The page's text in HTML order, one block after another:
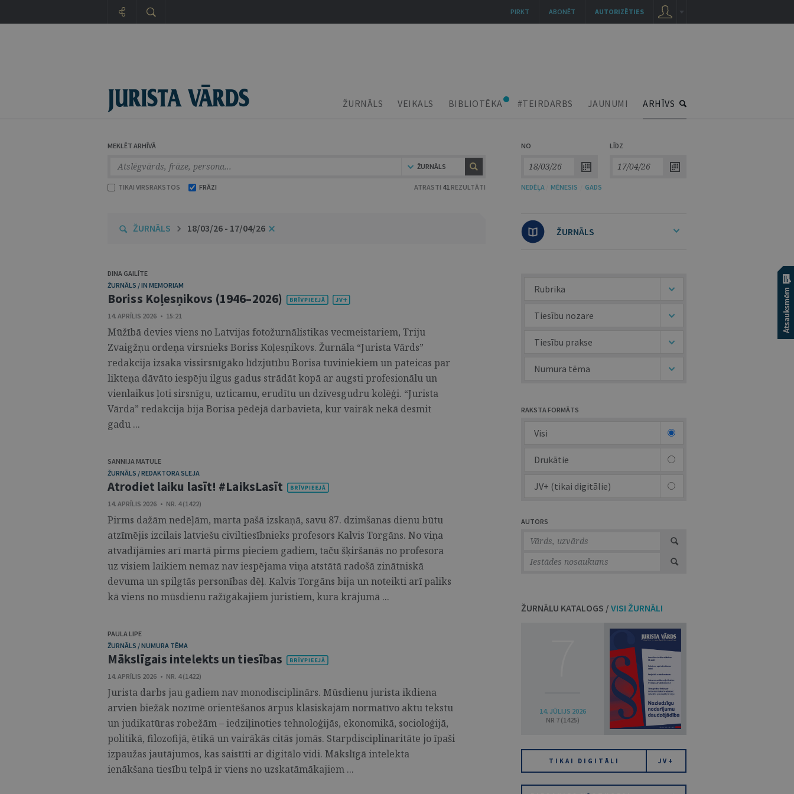
ŽURNĀLS VEIKALS BIBLIOTĒKA #TEIRDARBS JAUNUMI ARHĪVS
MEKLĒT ARHĪVĀ
ŽURNĀLS
TIKAI VIRSRAKSTOS FRĀZI ATRASTI 41 REZULTĀTI
NO LĪDZ
NEDĒĻA MĒNESIS GADS
ŽURNĀLS 18/03/26 - 17/04/26
DINA GAILĪTE
ŽURNĀLS / IN MEMORIAM
Boriss Koļesņikovs (1946–2026)
14. APRĪLIS 2026 • 15:21
Mūžībā devies viens no Latvijas fotožurnālistikas vecmeistariem, Triju
Zvaigžņu ordeņa virsnieks Boriss Koļesņikovs. Žurnāla “Jurista Vārds”
redakcija izsaka vissirsnīgāko līdzjūtību Borisa tuviniekiem un pateicas par
likteņa dāvāto iespēju ilgus gadus strādāt kopā ar augsti profesionālu un
vienlaikus ļoti sirsnīgu, uzticamu, erudītu un dzīvesgudru kolēģi. “Jurista
Vārda” redakcija bija Borisa pēdējā darbavieta, kur vairāk nekā desmit
gadu ...
SANNIJA MATULE
ŽURNĀLS / REDAKTORA SLEJA
Atrodiet laiku lasīt! #LaiksLasīt
14. APRĪLIS 2026 • NR. 4 (1422)
Pirms dažām nedēļām, marta pašā izskaņā, savu 87. dzimšanas dienu būtu
atzīmējis izcilais latviešu civiltiesībnieks profesors Kalvis Torgāns. No viņa
atvadījāmies arī martā pirms pieciem gadiem, taču šķiršanās no profesora
uz visiem laikiem nemaz nav iespējama viņa atstātā radošā zinātniskā
devuma un spilgtās personības dēļ. Kalvis Torgāns bija un noteikti arī paliks
kā viens no mūsdienu ražīgākajiem juristiem, kura krājumā ...
PAULA LIPE
ŽURNĀLS / NUMURA TĒMA
Mākslīgais intelekts un tiesības
14. APRĪLIS 2026 • NR. 4 (1422)
Jurista darbs jau gadiem nav monodisciplinārs. Mūsdienu jurista ikdiena
arvien biežāk nozīmē orientēšanos ārpus klasiskajām normatīvo aktu tekstu
un judikatūras robežām – iedziļinoties tehnoloģijās, ekonomikā, socioloģijā,
politikā, filozofijā, ētikā un vairākās citās jomās. Starpdisciplinaritāte jo īpaši
izpaužas jautājumos, kas saistīti ar digitālo vidi. Mākslīgā intelekta
ienākšana tiesību telpā ir viens no uzskatāmākajiem ...
ŽURNĀLS
Rubrika
Tiesību nozare
Tiesību prakse
Numura tēma
RAKSTA FORMĀTS
Visi
Drukātie
JV+ (tikai digitālie)
AUTORS
ŽURNĀLU KATALOGS / VISI ŽURNĀLI
14. JŪLIJS 2026
NR 7 (1425)
TIKAI DIGITĀLI JV+
AUTORIZĒTIES
ABONĒT
PIRKT